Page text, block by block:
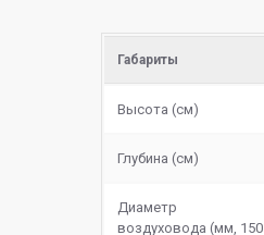
Габариты
Высота (см)
Глубина (см)
Диаметр
воздуховода (мм, 150